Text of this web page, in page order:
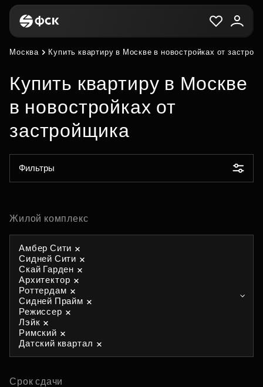
Москва Купить квартиру в Москве в новостройках от
Купить квартиру в Москве
в новостройках от
застройщика
Фильтры
Жилой комплекс
Амбер Сити
Сидней Сити
Скай Гарден
Архитектор
Роттердам
Сидней Прайм
Режиссер
Лэйк
Римский
Датский квартал
Срок сдачи